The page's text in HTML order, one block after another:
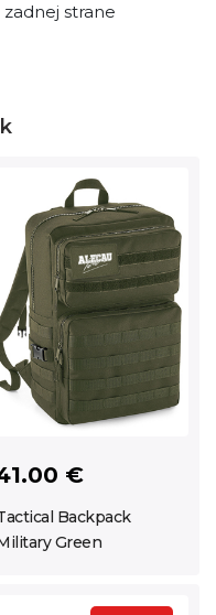
strane
€
Backpack
Green